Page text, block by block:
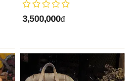
3,500,000đ